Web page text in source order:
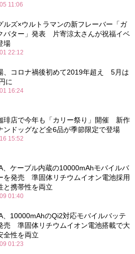
11:06
ルズ×ウルトラマンの新フレーバー「ガ
バター」発表 片寄涼太さんが祝福イベ
場
22:12
、コロナ禍後初めて2019年超え 5月は
に
16:24
琲店で今年も「カリー祭り」開催 新作
ンドッグなど全6品が季節限定で登場
15:52
、ケーブル内蔵の10000mAhモバイルバ
を発売 準固体リチウムイオン電池採用
と携帯性を両立
01:40
、10000mAhのQi2対応モバイルバッテ
売 準固体リチウムイオン電池搭載で大
全性を両立
01:23